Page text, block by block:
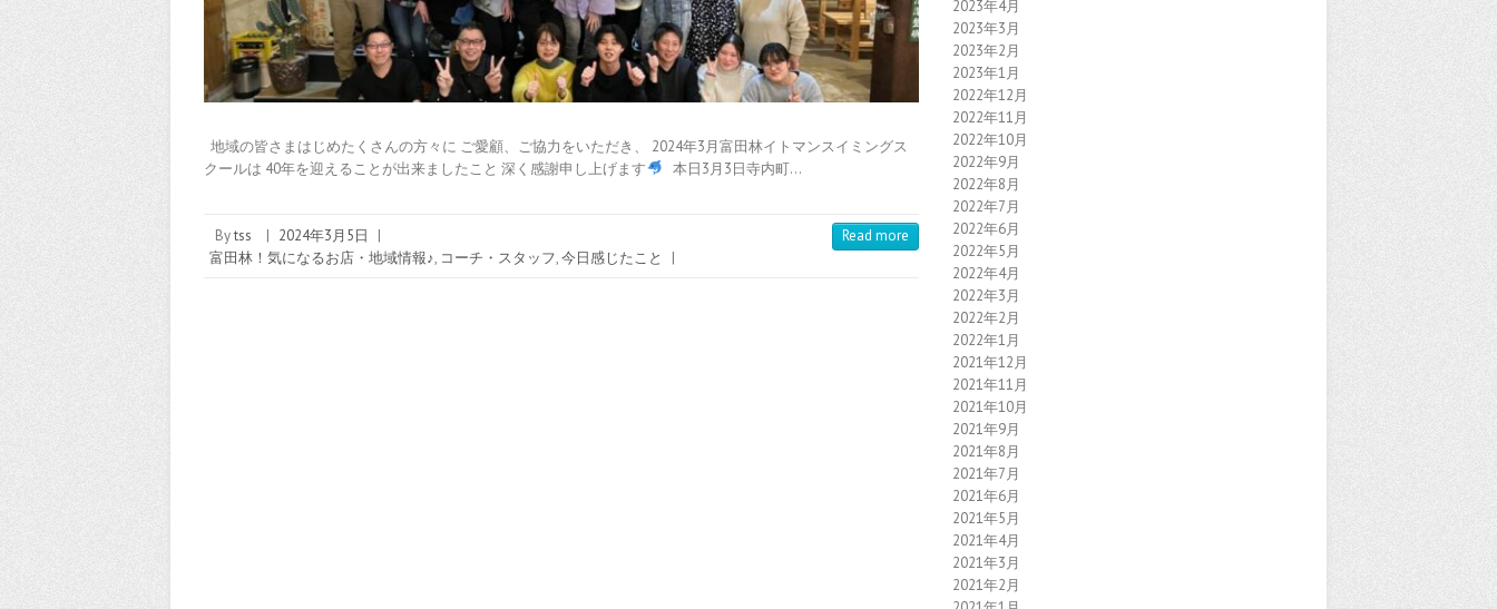
地域の皆さまはじめたくさんの方々に ご愛顧、ご協力をいただき、 2024年3月富田林イトマンスイミングス
クールは 40年を迎えることが出来ましたこと 深く感謝申し上げます
本日3月3日寺内町…
Bytss | 2024年3月5日
|
富田林！気になるお店・地域情報♪, コーチ・スタッフ,今日感じたこと |
Read more
2023年4月
2023年3月
2023年2月
2023年1月
2022年12月
2022年11月
2022年10月
2022年9月
2022年8月
2022年7月
2022年6月
2022年5月
2022年4月
2022年3月
2022年2月
2022年1月
2021年12月
2021年11月
2021年10月
2021年9月
2021年8月
2021年7月
2021年6月
2021年5月
2021年4月
2021年3月
2021年2月